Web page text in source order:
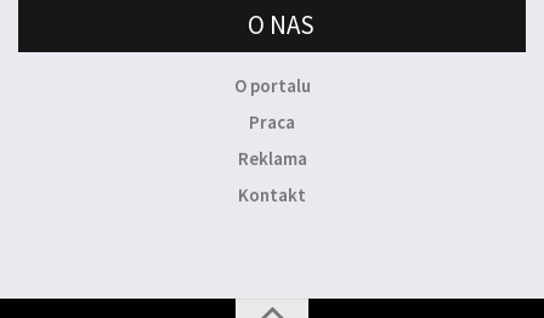
O NAS
O portalu
Praca
Reklama
Kontakt